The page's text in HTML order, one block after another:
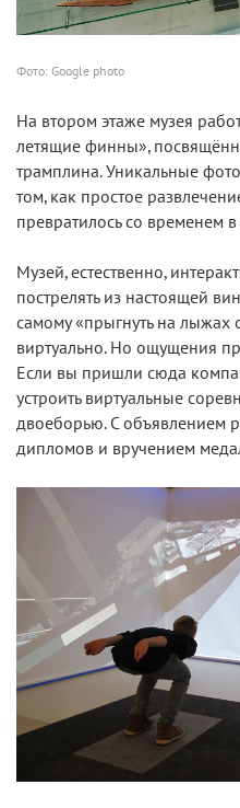
Фото: Google photo
На втором этаже музея
летящие финны»,
трамплина. Уникальные
том, как простое
превратилось со временем
Музей, естественно,
пострелять из настоящей
самому «прыгнуть на лыжах
виртуально. Но ощущения
Если вы пришли сюда
устроить виртуальные
двоеборью. С объявлением
дипломов и вручением